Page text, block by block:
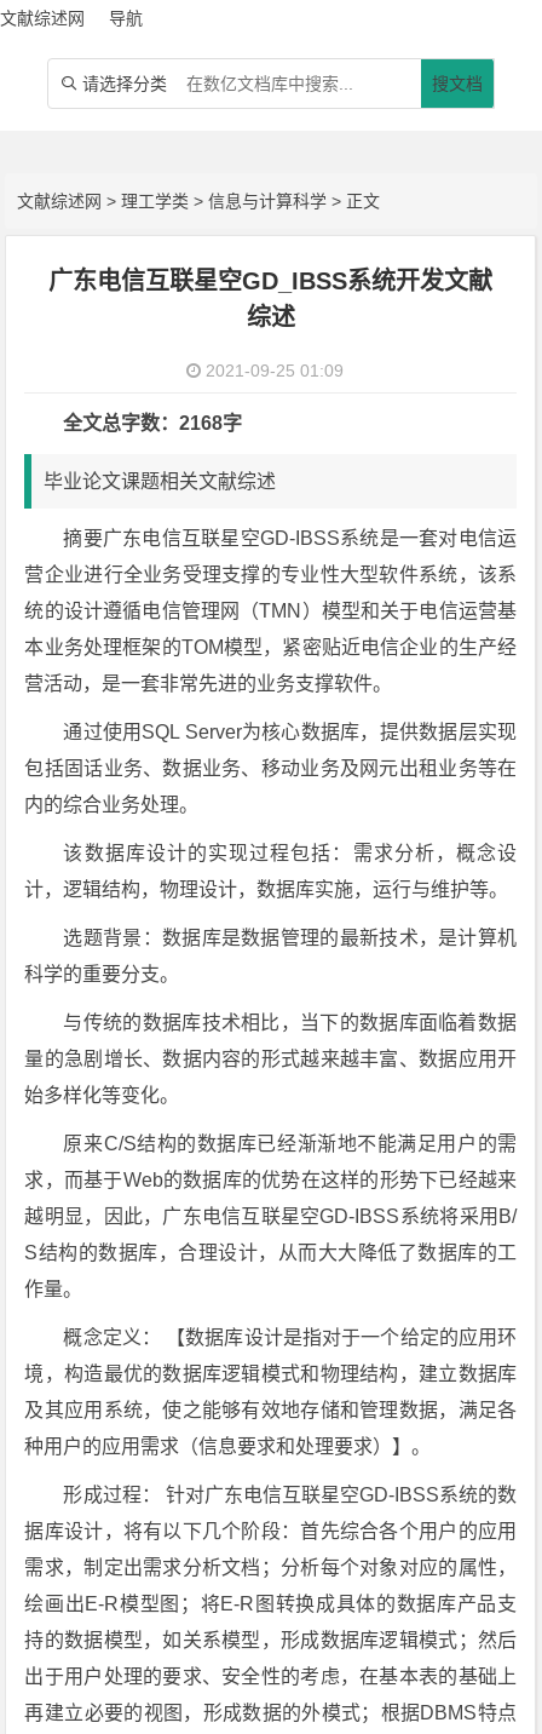
文献综述网 导航
 请选择分类 搜文档
文献综述网 >理工学类 >信息与计算科学 > 正文
广东电信互联星空GD_IBSS系统开发文献
综述
2021-09-25 01:09
全文总字数：2168字
毕业论文课题相关文献综述
摘要广东电信互联星空GD-IBSS系统是一套对电信运
营企业进行全业务受理支撑的专业性大型软件系统，该系
统的设计遵循电信管理网（TMN）模型和关于电信运营基
本业务处理框架的TOM模型，紧密贴近电信企业的生产经
营活动，是一套非常先进的业务支撑软件。
通过使用SQL Server为核心数据库，提供数据层实现
包括固话业务、数据业务、移动业务及网元出租业务等在
内的综合业务处理。
该数据库设计的实现过程包括：需求分析，概念设
计，逻辑结构，物理设计，数据库实施，运行与维护等。
选题背景：数据库是数据管理的最新技术，是计算机
科学的重要分支。
与传统的数据库技术相比，当下的数据库面临着数据
量的急剧增长、数据内容的形式越来越丰富、数据应用开
始多样化等变化。
原来C/S结构的数据库已经渐渐地不能满足用户的需
求，而基于Web的数据库的优势在这样的形势下已经越来
越明显，因此，广东电信互联星空GD-IBSS系统将采用B/
S结构的数据库，合理设计，从而大大降低了数据库的工
作量。
概念定义： 【数据库设计是指对于一个给定的应用环
境，构造最优的数据库逻辑模式和物理结构，建立数据库
及其应用系统，使之能够有效地存储和管理数据，满足各
种用户的应用需求（信息要求和处理要求）】。
形成过程： 针对广东电信互联星空GD-IBSS系统的数
据库设计，将有以下几个阶段：首先综合各个用户的应用
需求，制定出需求分析文档；分析每个对象对应的属性，
绘画出E-R模型图；将E-R图转换成具体的数据库产品支
持的数据模型，如关系模型，形成数据库逻辑模式；然后
出于用户处理的要求、安全性的考虑，在基本表的基础上
再建立必要的视图，形成数据的外模式；根据DBMS特点